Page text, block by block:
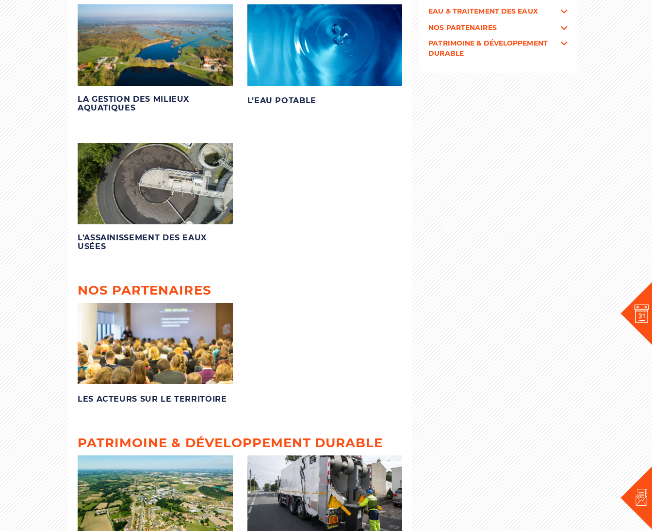
LA GESTION DES MILIEUX
AQUATIQUES
L’EAU POTABLE
L’ASSAINISSEMENT DES EAUX
USÉES
NOS PARTENAIRES
LES ACTEURS SUR LE TERRITOIRE
PATRIMOINE & DÉVELOPPEMENT DURABLE
EAU & TRAITEMENT DES EAUX
NOS PARTENAIRES
PATRIMOINE & DÉVELOPPEMENT
DURABLE